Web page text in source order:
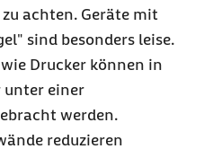
achten. Geräte mit
sind besonders leise.
Drucker können in
unter einer
werden.
reduzieren